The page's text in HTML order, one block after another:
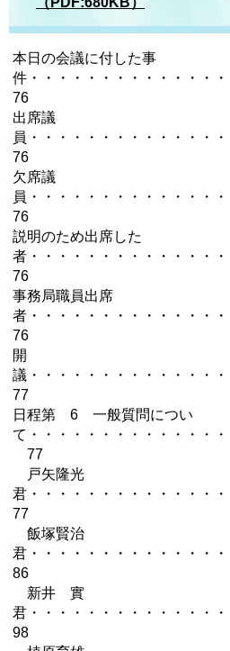
本日の会議に付した事
件・・・・・・・・・・・・・
76
出席議
員・・・・・・・・・・・・・
76
欠席議
員・・・・・・・・・・・・・
76
説明のため出席した
者・・・・・・・・・・・・・
76
事務局職員出席
者・・・・・・・・・・・・・
76
開
議・・・・・・・・・・・・・
77
日程第 6 一般質問につい
て・・・・・・・・・・・・・
77
戸矢隆光
君・・・・・・・・・・・・・
77
飯塚賢治
君・・・・・・・・・・・・・
86
新井 實
君・・・・・・・・・・・・・
98